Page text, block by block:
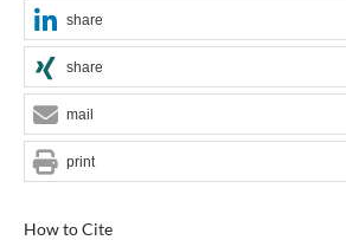
How to Cite
share
share
mail
print